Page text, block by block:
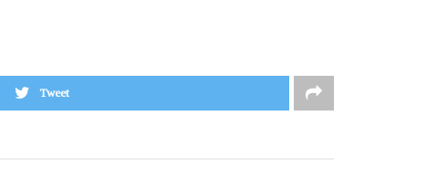
Tweet